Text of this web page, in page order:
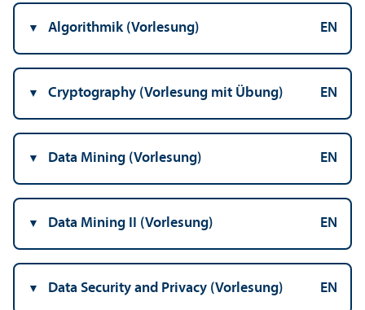
Algorithmik (Vorlesung) EN
Cryptography (Vorlesung mit Übung) EN
Data Mining (Vorlesung) EN
Data Mining II (Vorlesung) EN
Data Security and Privacy (Vorlesung) EN